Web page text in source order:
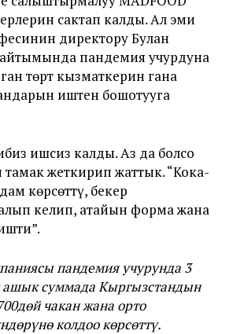
сактап калды. Ал эми
директору Булан
пандемия учурдуна
төрт кызматкерин гана
иштен бошотууга
ишсиз калды. Аз да болсо
жеткирип жаттык. “Кока-
көрсөттү, бекер
келип, атайын форма жана
пандемия учурунда 3
ашык суммада Кыргызстандын
чакан жана орто
колдоо көрсөттү.